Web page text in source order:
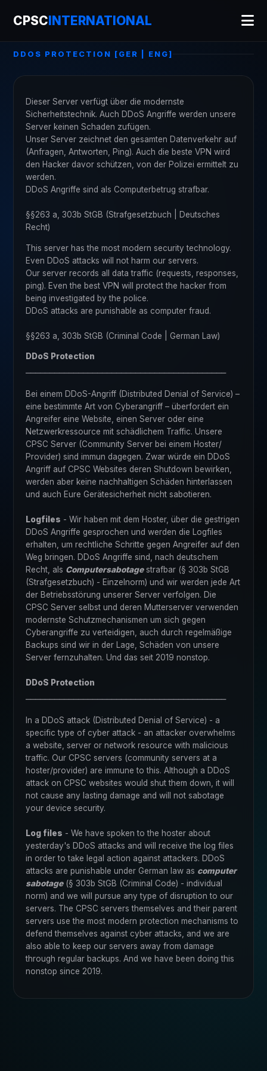
CPSCINTERNATIONAL
DDOS PROTECTION [GER | ENG]
Dieser Server verfügt über die modernste
Sicherheitstechnik. Auch DDoS Angriffe werden unsere
Server keinen Schaden zufügen.
Unser Server zeichnet den gesamten Datenverkehr auf
(Anfragen, Antworten, Ping). Auch die beste VPN wird
den Hacker davor schützen, von der Polizei ermittelt zu
werden.
DDoS Angriffe sind als Computerbetrug strafbar.
§§263 a, 303b StGB (Strafgesetzbuch | Deutsches
Recht)
This server has the most modern security technology.
Even DDoS attacks will not harm our servers.
Our server records all data traffic (requests, responses,
ping). Even the best VPN will protect the hacker from
being investigated by the police.
DDoS attacks are punishable as computer fraud.
§§263 a, 303b StGB (Criminal Code | German Law)
DDoS Protection
Bei einem DDoS-Angriff (Distributed Denial of Service) –
eine bestimmte Art von Cyberangriff – überfordert ein
Angreifer eine Website, einen Server oder eine
Netzwerkressource mit schädlichem Traffic. Unsere
CPSC Server (Community Server bei einem Hoster/
Provider) sind immun dagegen. Zwar würde ein DDoS
Angriff auf CPSC Websites deren Shutdown bewirken,
werden aber keine nachhaltigen Schäden hinterlassen
und auch Eure Gerätesicherheit nicht sabotieren.
Logfiles - Wir haben mit dem Hoster, über die gestrigen
DDoS Angriffe gesprochen und werden die Logfiles
erhalten, um rechtliche Schritte gegen Angreifer auf den
Weg bringen. DDoS Angriffe sind, nach deutschem
Recht, als Computersabotagestrafbar (§ 303b StGB
(Strafgesetzbuch) - Einzelnorm) und wir werden jede Art
der Betriebsstörung unserer Server verfolgen. Die
CPSC Server selbst und deren Mutterserver verwenden
modernste Schutzmechanismen um sich gegen
Cyberangriffe zu verteidigen, auch durch regelmäßige
Backups sind wir in der Lage, Schäden von unsere
Server fernzuhalten. Und das seit 2019 nonstop.
DDoS Protection
In a DDoS attack (Distributed Denial of Service) - a
specific type of cyber attack - an attacker overwhelms
a website, server or network resource with malicious
traffic. Our CPSC servers (community servers at a
hoster/provider) are immune to this. Although a DDoS
attack on CPSC websites would shut them down, it will
not cause any lasting damage and will not sabotage
your device security.
Log files - We have spoken to the hoster about
yesterday's DDoS attacks and will receive the log files
in order to take legal action against attackers. DDoS
attacks are punishable under German law as computer
sabotage(§ 303b StGB (Criminal Code) - individual
norm) and we will pursue any type of disruption to our
servers. The CPSC servers themselves and their parent
servers use the most modern protection mechanisms to
defend themselves against cyber attacks, and we are
also able to keep our servers away from damage
through regular backups. And we have been doing this
nonstop since 2019.